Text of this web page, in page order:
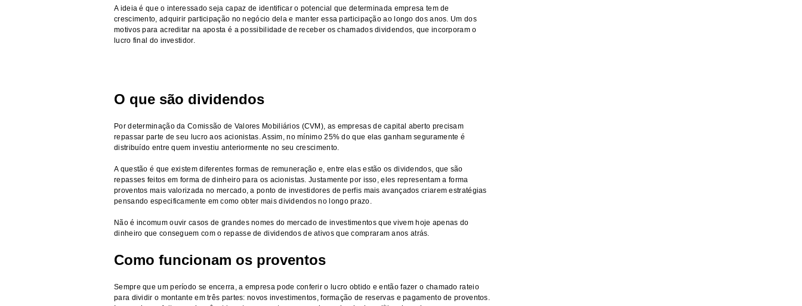
A ideia é que o interessado seja capaz de identificar o potencial que determinada empresa tem de
crescimento, adquirir participação no negócio dela e manter essa participação ao longo dos anos. Um dos
motivos para acreditar na aposta é a possibilidade de receber os chamados dividendos, que incorporam o
lucro final do investidor.
O que são dividendos
Por determinação da Comissão de Valores Mobiliários (CVM), as empresas de capital aberto precisam
repassar parte de seu lucro aos acionistas. Assim, no mínimo 25% do que elas ganham seguramente é
distribuído entre quem investiu anteriormente no seu crescimento.
A questão é que existem diferentes formas de remuneração e, entre elas estão os dividendos, que são
repasses feitos em forma de dinheiro para os acionistas. Justamente por isso, eles representam a forma
proventos mais valorizada no mercado, a ponto de investidores de perfis mais avançados criarem estratégias
pensando especificamente em como obter mais dividendos no longo prazo.
Não é incomum ouvir casos de grandes nomes do mercado de investimentos que vivem hoje apenas do
dinheiro que conseguem com o repasse de dividendos de ativos que compraram anos atrás.
Como funcionam os proventos
Sempre que um período se encerra, a empresa pode conferir o lucro obtido e então fazer o chamado rateio
para dividir o montante em três partes: novos investimentos, formação de reservas e pagamento de proventos.